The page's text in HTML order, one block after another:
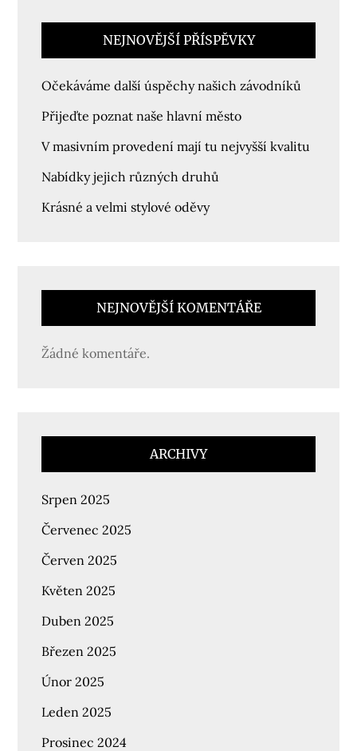
NEJNOVĚJŠÍ PŘÍSPĚVKY
Očekáváme další úspěchy našich závodníků
Přijeďte poznat naše hlavní město
V masivním provedení mají tu nejvyšší kvalitu
Nabídky jejich různých druhů
Krásné a velmi stylové oděvy
NEJNOVĚJŠÍ KOMENTÁŘE
Žádné komentáře.
ARCHIVY
Srpen 2025
Červenec 2025
Červen 2025
Květen 2025
Duben 2025
Březen 2025
Únor 2025
Leden 2025
Prosinec 2024